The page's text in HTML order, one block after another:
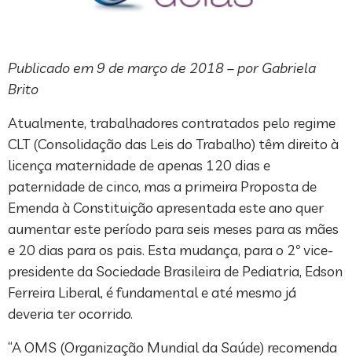
Publicado em 9 de março de 2018 – por Gabriela
Brito
Atualmente, trabalhadores contratados pelo regime
CLT (Consolidação das Leis do Trabalho) têm direito à
licença maternidade de apenas 120 dias e
paternidade de cinco, mas a primeira Proposta de
Emenda à Constituição apresentada este ano quer
aumentar este período para seis meses para as mães
e 20 dias para os pais. Esta mudança, para o 2º vice-
presidente da Sociedade Brasileira de Pediatria, Edson
Ferreira Liberal, é fundamental e até mesmo já
deveria ter ocorrido.
“A OMS (Organização Mundial da Saúde) recomenda